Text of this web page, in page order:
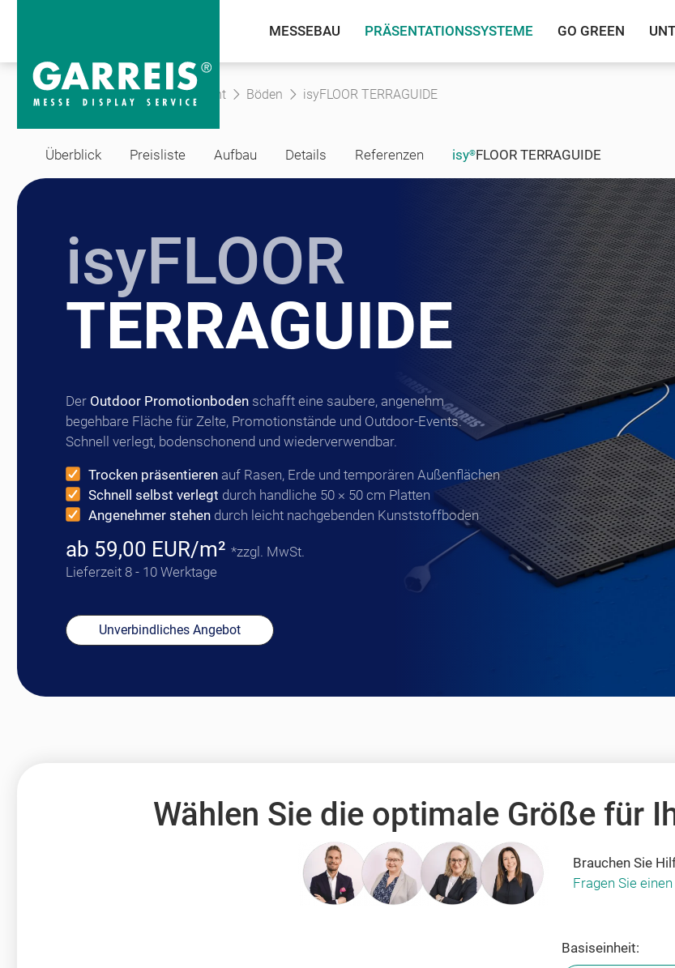
MESSEBAU PRÄSENTATIONSSYSTEME GO GREEN
Präsentationssysteme Equipment Böden isyFLOOR TERRAGUIDE
Überblick Preisliste Aufbau Details Referenzen isy®FLOOR TERRAGUIDE
isyFLOOR
TERRAGUIDE
Der Outdoor Promotionboden schafft eine saubere, angenehm
begehbare Fläche für Zelte, Promotionstände und Outdoor-Events.
Schnell verlegt, bodenschonend und wiederverwendbar.
Trocken präsentieren auf Rasen, Erde und temporären Außenflächen
Schnell selbst verlegt durch handliche 50 × 50 cm Platten
Angenehmer stehen durch leicht nachgebenden Kunststoffboden
ab 59,00 EUR/m² *zzgl. MwSt.
Lieferzeit 8 - 10 Werktage
Unverbindliches Angebot
Wählen Sie die optimale Größe für
Brauchen Sie
Fragen Sie
Basiseinheit: